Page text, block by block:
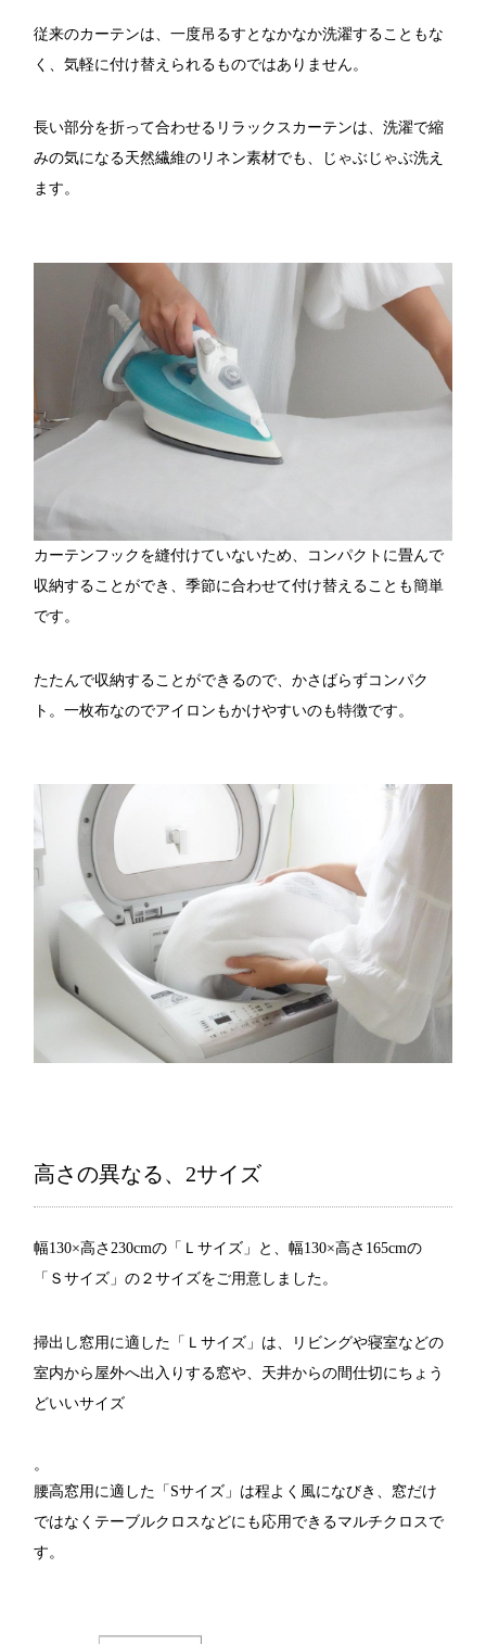
従来のカーテンは、一度吊るすとなかなか洗濯することもな
く、気軽に付け替えられるものではありません。
長い部分を折って合わせるリラックスカーテンは、洗濯で縮
みの気になる天然繊維のリネン素材でも、じゃぶじゃぶ洗え
ます。
カーテンフックを縫付けていないため、コンパクトに畳んで
収納することができ、季節に合わせて付け替えることも簡単
です。
たたんで収納することができるので、かさばらずコンパク
ト。一枚布なのでアイロンもかけやすいのも特徴です。
高さの異なる、2サイズ
幅130×高さ230cmの「Ｌサイズ」と、幅130×高さ165cmの
「Ｓサイズ」の２サイズをご用意しました。
掃出し窓用に適した「Ｌサイズ」は、リビングや寝室などの
室内から屋外へ出入りする窓や、天井からの間仕切にちょう
どいいサイズ
。
腰高窓用に適した「Sサイズ」は程よく風になびき、窓だけ
ではなくテーブルクロスなどにも応用できるマルチクロスで
す。